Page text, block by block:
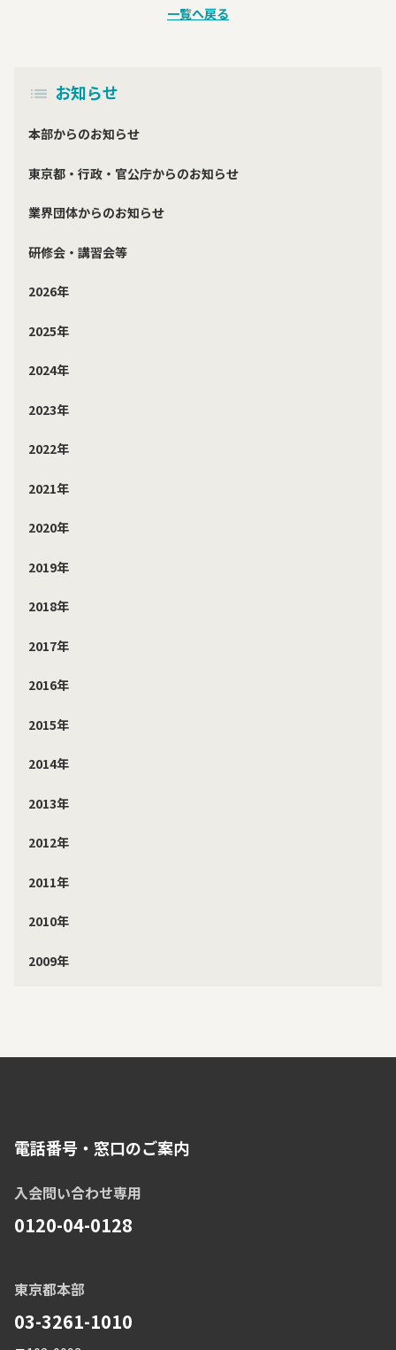
一覧へ戻る
お知らせ
本部からのお知らせ
東京都・行政・官公庁からのお知らせ
業界団体からのお知らせ
研修会・講習会等
2026年
2025年
2024年
2023年
2022年
2021年
2020年
2019年
2018年
2017年
2016年
2015年
2014年
2013年
2012年
2011年
2010年
2009年
電話番号・窓口のご案内
入会問い合わせ専用
0120-04-0128
東京都本部
03-3261-1010